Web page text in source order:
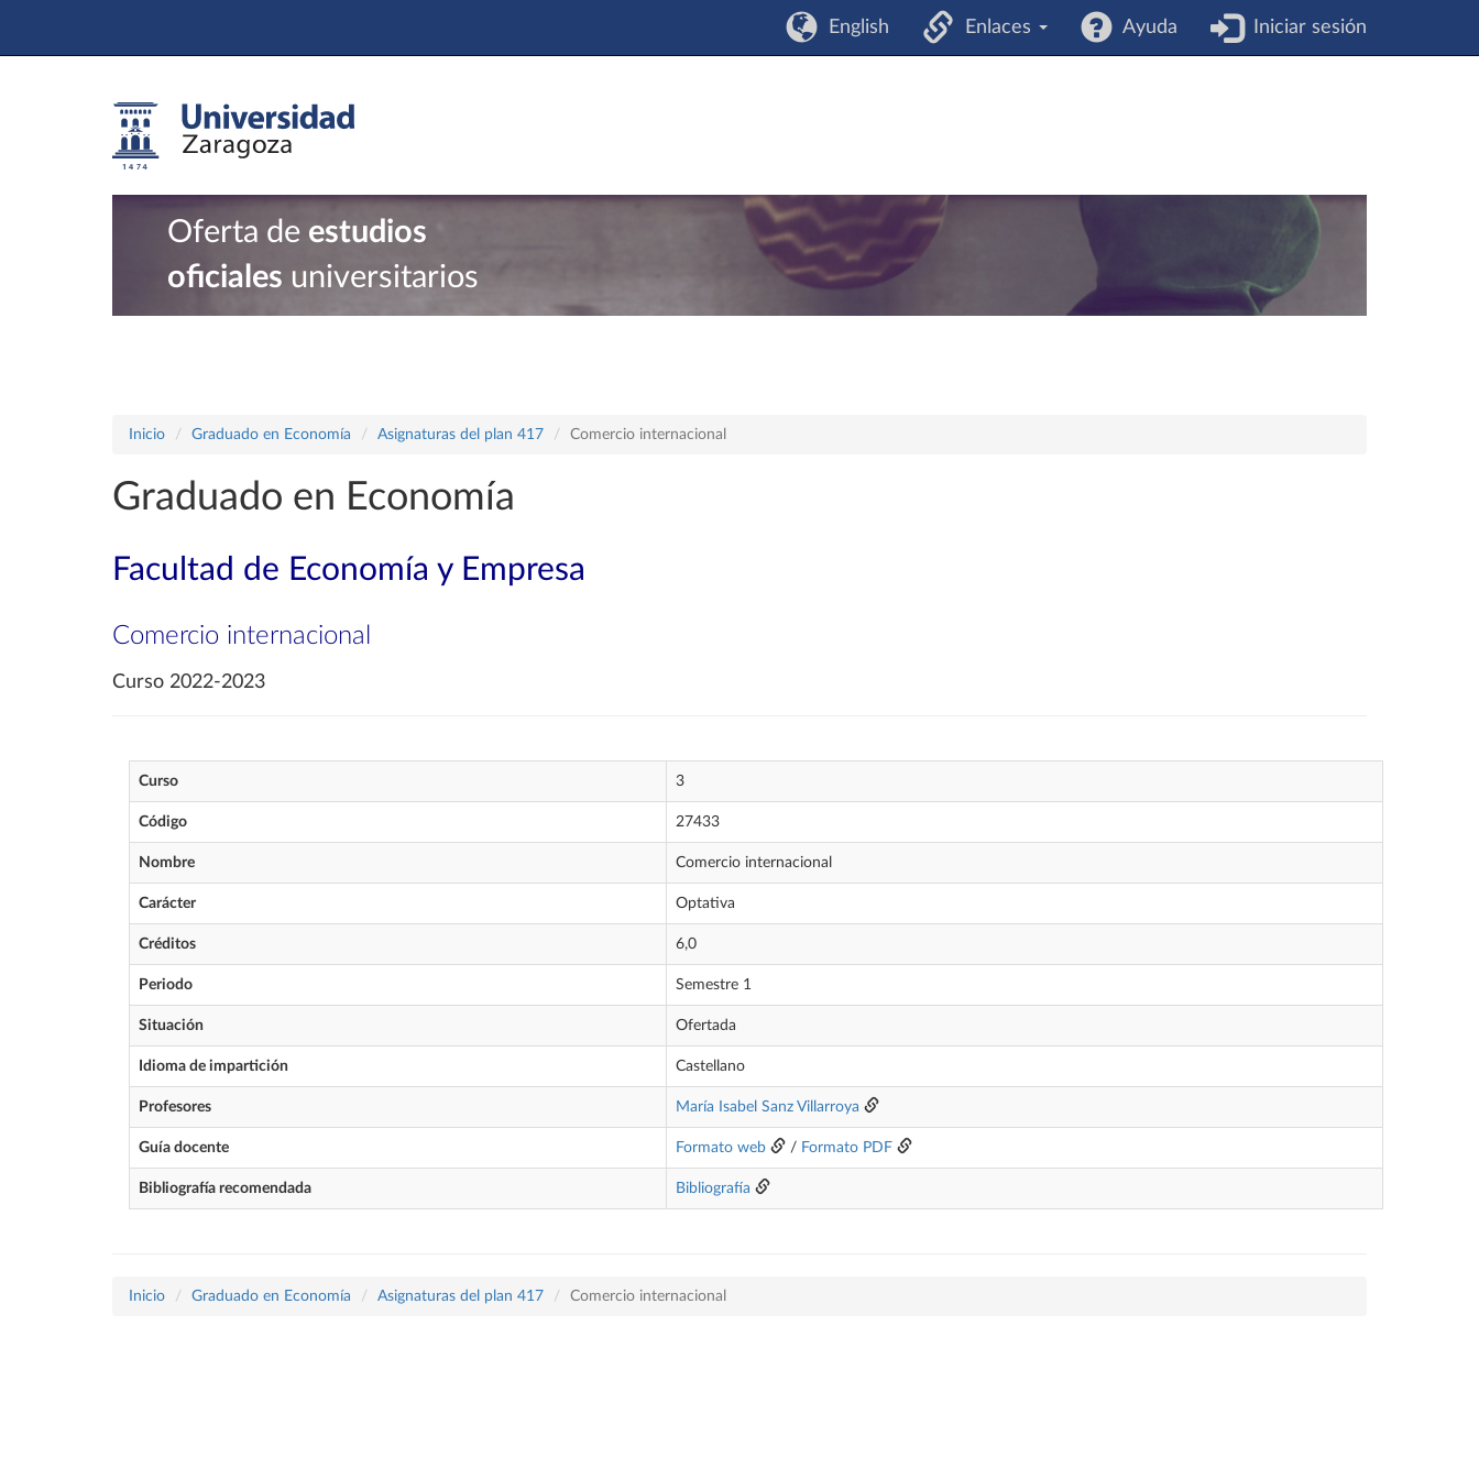
English Enlaces Ayuda Iniciar sesión
Oferta de estudios
oficiales universitarios
Inicio Graduado en Economía Asignaturas del plan 417 Comercio internacional
Graduado en Economía
Facultad de Economía y Empresa
Comercio internacional
Curso 2022-2023
Curso 3
Código 27433
Nombre Comercio internacional
Carácter Optativa
Créditos 6,0
Periodo Semestre 1
Situación Ofertada
Idioma de impartición Castellano
Profesores María Isabel Sanz Villarroya
Guía docente Formato web / Formato PDF
Bibliografía recomendada Bibliografía
Inicio Graduado en Economía Asignaturas del plan 417 Comercio internacional